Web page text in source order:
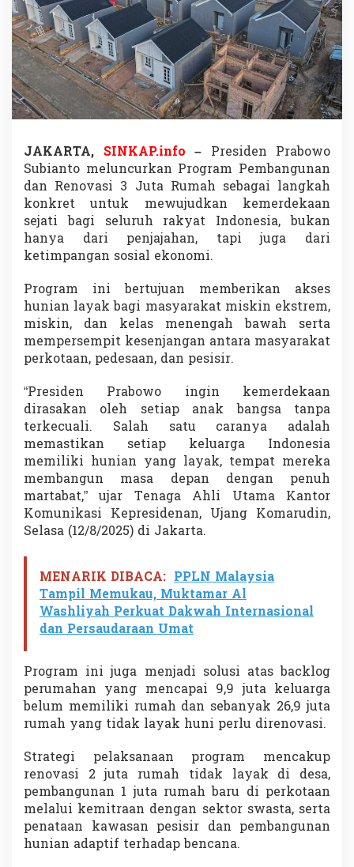
r
e
s
i
d
e
n
P
r
b
o
w
o
D
o
r
K
e
m
e
r
d
k
a
a
n
d
a
i
K
e
p
a
n
g
S
o
s
i
k
o
n
o
m
i
JAKARTA, SINKAP.info – Presiden Prabowo
Subianto meluncurkan Program Pembangunan
dan Renovasi 3 Juta Rumah sebagai langkah
konkret untuk mewujudkan kemerdekaan
sejati bagi seluruh rakyat Indonesia, bukan
hanya dari penjajahan, tapi juga dari
ketimpangan sosial ekonomi.
Program ini bertujuan memberikan akses
hunian layak bagi masyarakat miskin ekstrem,
miskin, dan kelas menengah bawah serta
mempersempit kesenjangan antara masyarakat
perkotaan, pedesaan, dan pesisir.
“Presiden Prabowo ingin kemerdekaan
dirasakan oleh setiap anak bangsa tanpa
terkecuali. Salah satu caranya adalah
memastikan setiap keluarga Indonesia
memiliki hunian yang layak, tempat mereka
membangun masa depan dengan penuh
martabat,” ujar Tenaga Ahli Utama Kantor
Komunikasi Kepresidenan, Ujang Komarudin,
Selasa (12/8/2025) di Jakarta.
MENARIK DIBACA: PPLN Malaysia
Tampil Memukau, Muktamar Al
Washliyah Perkuat Dakwah Internasional
dan Persaudaraan Umat
Program ini juga menjadi solusi atas backlog
perumahan yang mencapai 9,9 juta keluarga
belum memiliki rumah dan sebanyak 26,9 juta
rumah yang tidak layak huni perlu direnovasi.
Strategi pelaksanaan program mencakup
renovasi 2 juta rumah tidak layak di desa,
pembangunan 1 juta rumah baru di perkotaan
melalui kemitraan dengan sektor swasta, serta
penataan kawasan pesisir dan pembangunan
hunian adaptif terhadap bencana.